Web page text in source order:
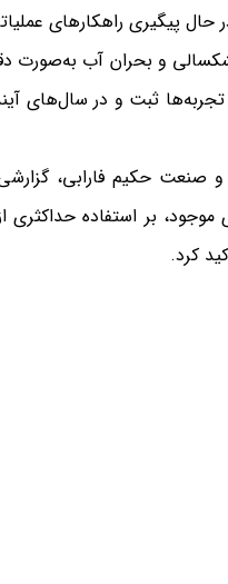
پیگیری راهکارهای
و بحران آب به‌صورت
ثبت و در سال‌های
صنعت حکیم فارابی،
بر استفاده حداکثری
کرد.